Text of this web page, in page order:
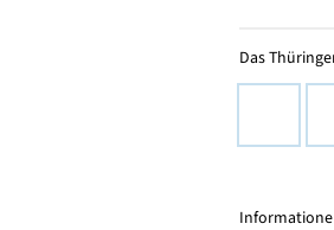
Das